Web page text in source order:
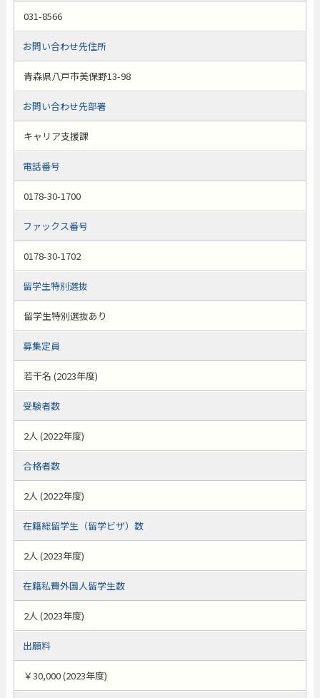
031-8566
お問い合わせ先住所
青森県八戸市美保野13-98
お問い合わせ先部署
キャリア支援課
電話番号
0178-30-1700
ファックス番号
0178-30-1702
留学生特別選抜
留学生特別選抜あり
募集定員
若干名 (2023年度)
受験者数
2人 (2022年度)
合格者数
2人 (2022年度)
在籍総留学生（留学ビザ）数
2人 (2023年度)
在籍私費外国人留学生数
2人 (2023年度)
出願料
￥30,000 (2023年度)